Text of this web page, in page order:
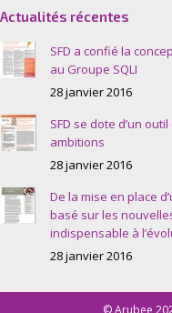
Actualités récentes
SFD a confié la
au Groupe SQLI
28 janvier 2016
SFD se dote d’un
ambitions
28 janvier 2016
De la mise en place
basé sur les
indispensable à
28 janvier 2016
© Arubee